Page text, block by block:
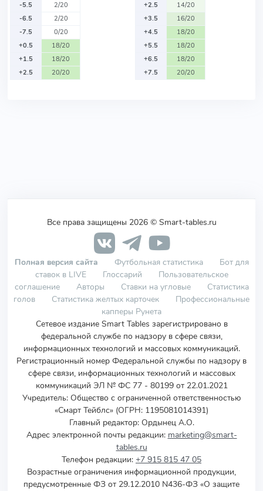
-5.5
2/20
-6.5
2/20
-7.5
0/20
+0.5
18/20
+1.5
18/20
+2.5
20/20
+2.5
14/20
+3.5
16/20
+4.5
18/20
+5.5
18/20
+6.5
18/20
+7.5
20/20
Все права защищены 2026 © Smart-tables.ru
Полная версия сайта Футбольная статистика
Бот для
ставок в LIVE
Глоссарий
Пользовательское
соглашение
Авторы Ставки на угловые
Статистика
голов
Статистика желтых карточек
Профессиональные
капперы Рунета
Сетевое издание Smart Tables зарегистрировано в
федеральной службе по надзору в сфере связи,
информационных технологий и массовых коммуникаций.
Регистрационный номер Федеральной службы по надзору в
сфере связи, информационных технологий и массовых
коммуникаций ЭЛ № ФС 77 - 80199 от 22.01.2021
Учредитель: Общество с ограниченной ответственностью
«Смарт Тейблс» (ОГРН: 1195081014391)
Главный редактор: Ордынец А.О.
Адрес электронной почты редакции: marketing@smart-
tables.ru
Телефон редакции: +7 915 815 47 05
Возрастные ограничения информационной продукции,
предусмотренные ФЗ от 29.12.2010 N436-ФЗ «О защите